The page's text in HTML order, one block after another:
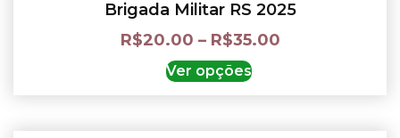
Brigada Militar RS 2025
R$20.00 – R$35.00
Ver opções